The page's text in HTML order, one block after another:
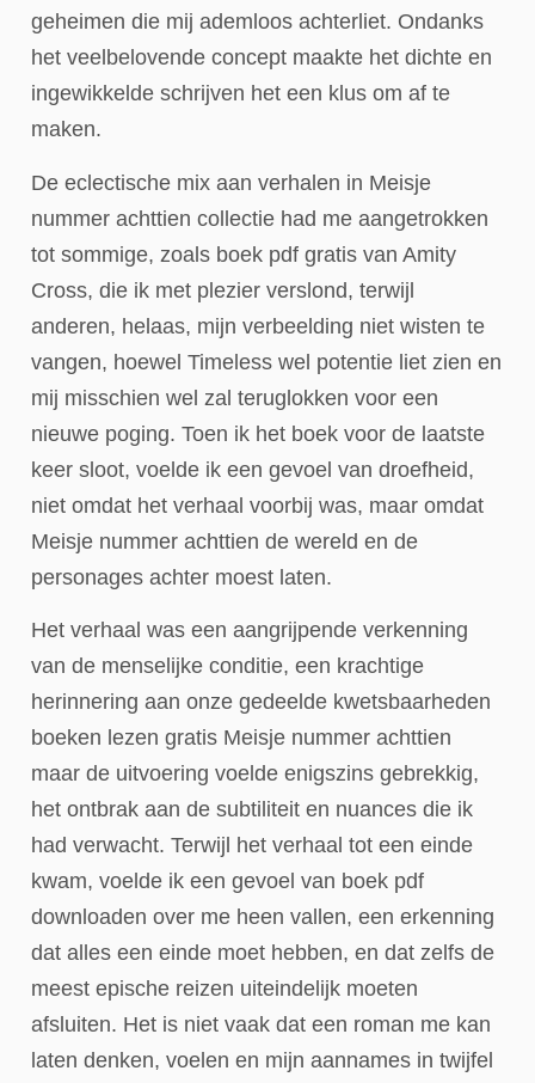
geheimen die mij ademloos achterliet. Ondanks
het veelbelovende concept maakte het dichte en
ingewikkelde schrijven het een klus om af te
maken.
De eclectische mix aan verhalen in Meisje
nummer achttien collectie had me aangetrokken
tot sommige, zoals boek pdf gratis van Amity
Cross, die ik met plezier verslond, terwijl
anderen, helaas, mijn verbeelding niet wisten te
vangen, hoewel Timeless wel potentie liet zien en
mij misschien wel zal teruglokken voor een
nieuwe poging. Toen ik het boek voor de laatste
keer sloot, voelde ik een gevoel van droefheid,
niet omdat het verhaal voorbij was, maar omdat
Meisje nummer achttien de wereld en de
personages achter moest laten.
Het verhaal was een aangrijpende verkenning
van de menselijke conditie, een krachtige
herinnering aan onze gedeelde kwetsbaarheden
boeken lezen gratis Meisje nummer achttien
maar de uitvoering voelde enigszins gebrekkig,
het ontbrak aan de subtiliteit en nuances die ik
had verwacht. Terwijl het verhaal tot een einde
kwam, voelde ik een gevoel van boek pdf
downloaden over me heen vallen, een erkenning
dat alles een einde moet hebben, en dat zelfs de
meest epische reizen uiteindelijk moeten
afsluiten. Het is niet vaak dat een roman me kan
laten denken, voelen en mijn aannames in twijfel